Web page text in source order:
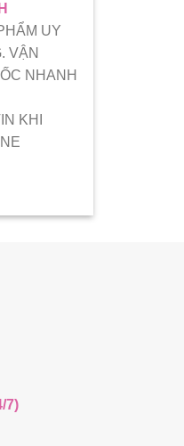
UY
VẬN
NHANH
KHI
7)